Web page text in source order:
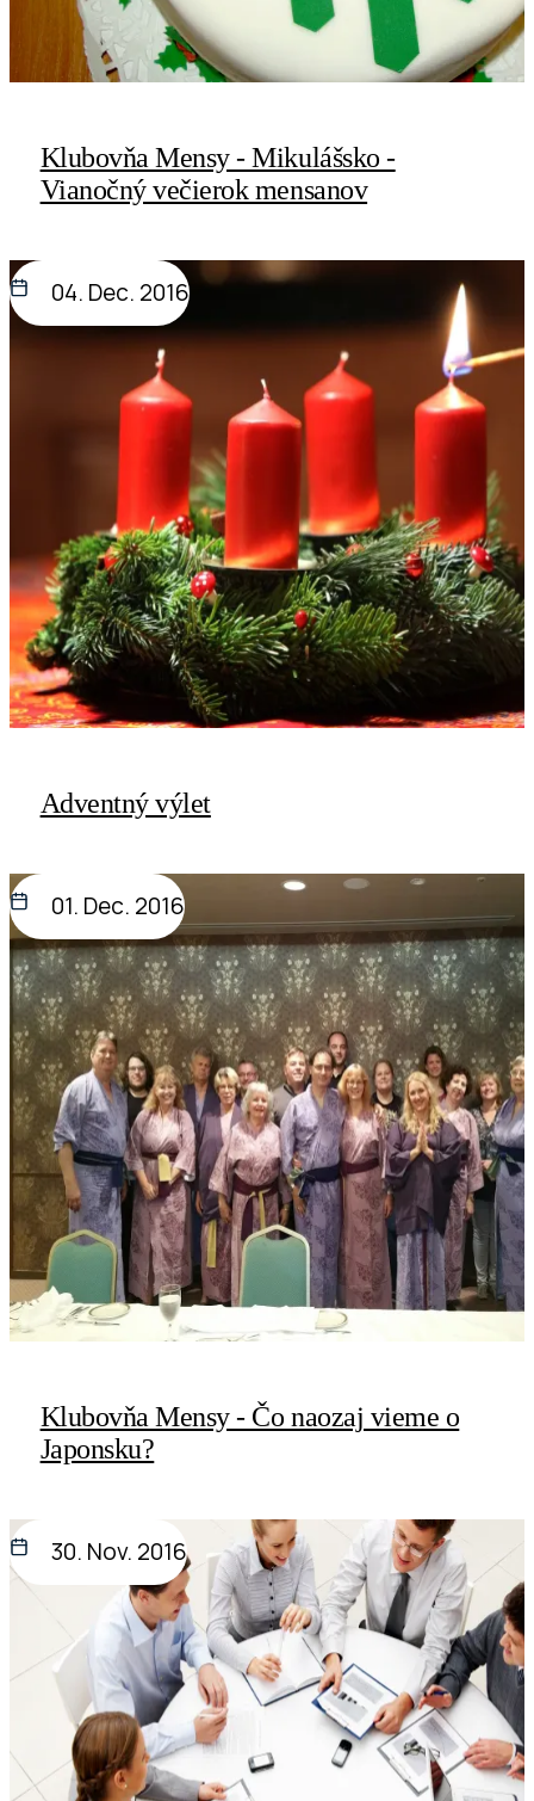
Klubovňa Mensy - Mikulášsko -
Vianočný večierok mensanov
04. Dec. 2016
Adventný výlet
01. Dec. 2016
Klubovňa Mensy - Čo naozaj vieme o
Japonsku?
30. Nov. 2016